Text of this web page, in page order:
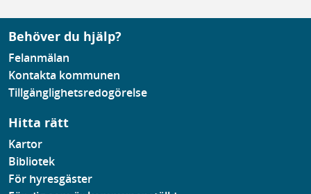
Behöver du hjälp?
Felanmälan
Kontakta kommunen
Tillgänglighetsredogörelse
Hitta rätt
Kartor
Bibliotek
För hyresgäster